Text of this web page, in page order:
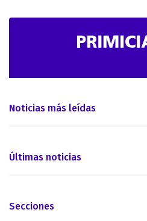
Noticias más leídas
Últimas noticias
Secciones